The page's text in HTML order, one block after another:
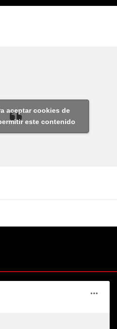
aceptar cookies de
este contenido